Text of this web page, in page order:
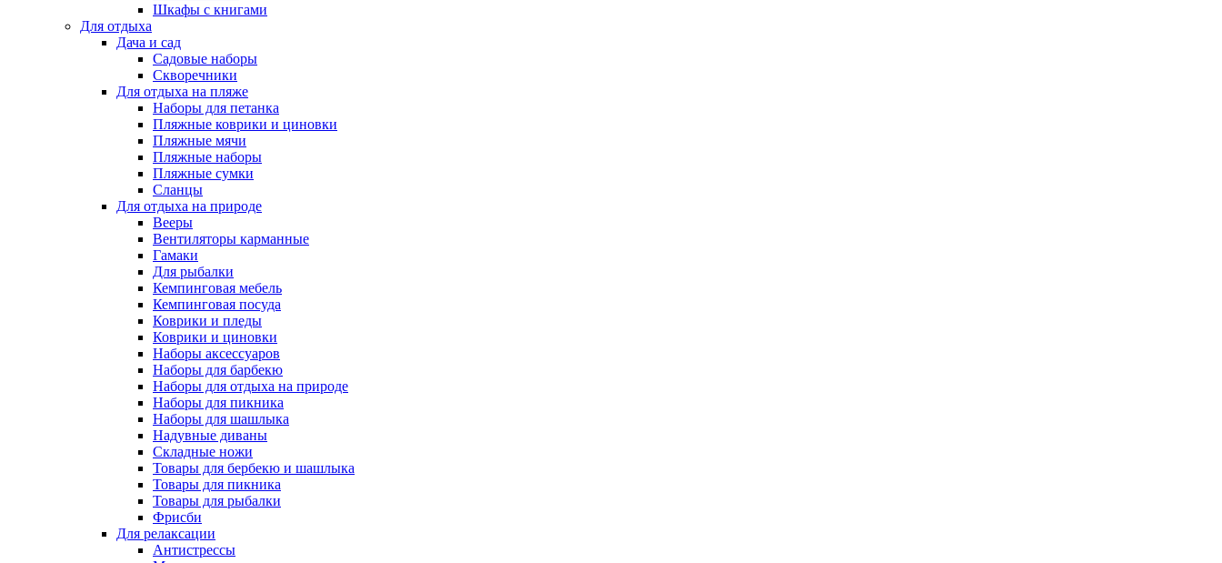
Шкафы с книгами
Для отдыха
Дача и сад
Садовые наборы
Скворечники
Для отдыха на пляже
Наборы для петанка
Пляжные коврики и циновки
Пляжные мячи
Пляжные наборы
Пляжные сумки
Сланцы
Для отдыха на природе
Вееры
Вентиляторы карманные
Гамаки
Для рыбалки
Кемпинговая мебель
Кемпинговая посуда
Коврики и пледы
Коврики и циновки
Наборы аксессуаров
Наборы для барбекю
Наборы для отдыха на природе
Наборы для пикника
Наборы для шашлыка
Надувные диваны
Складные ножи
Товары для бербекю и шашлыка
Товары для пикника
Товары для рыбалки
Фрисби
Для релаксации
Антистрессы